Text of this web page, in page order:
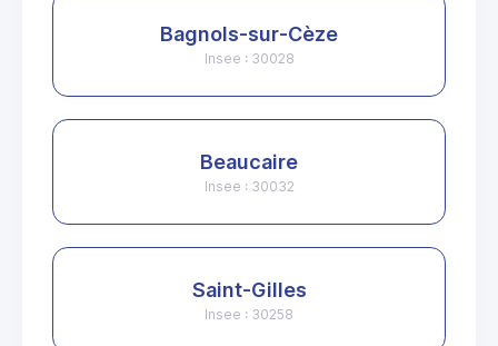
Bagnols-sur-Cèze
Insee : 30028
Beaucaire
Insee : 30032
Saint-Gilles
Insee : 30258